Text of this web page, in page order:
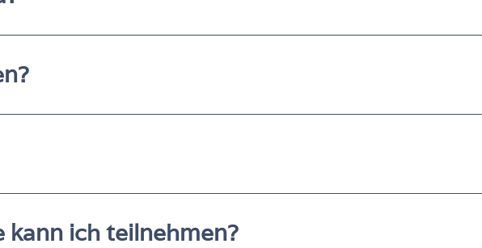
kann ich teilnehmen?